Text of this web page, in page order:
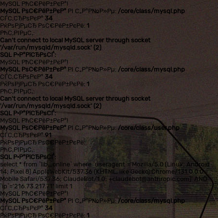
MySQL РћС€РёР±РєР°!
MySQL РѕС€РёР±РєР° РІ С„Р°Р№Р»Рµ: /core/class/mysql.php
СЃС‚СЂРѕРєР° 34
РќРѕРјРµСЂ РѕС€РёР±РєРё: 1
РћС‚РІРµС‚:
Can't connect to local MySQL server through socket
'/var/run/mysqld/mysqld.sock' (2)
SQL Р·Р°РїСЂРѕСЃ:
MySQL РћС€РёР±РєР°!
MySQL РѕС€РёР±РєР° РІ С„Р°Р№Р»Рµ: /core/class/mysql.php
СЃС‚СЂРѕРєР° 34
РќРѕРјРµСЂ РѕС€РёР±РєРё: 1
РћС‚РІРµС‚:
Can't connect to local MySQL server through socket
'/var/run/mysqld/mysqld.sock' (2)
SQL Р·Р°РїСЂРѕСЃ:
MySQL РћС€РёР±РєР°!
MySQL РѕС€РёР±РєР° РІ С„Р°Р№Р»Рµ: /core/class/user.php
СЃС‚СЂРѕРєР° 91
РќРѕРјРµСЂ РѕС€РёР±РєРё:
РћС‚РІРµС‚:
SQL Р·Р°РїСЂРѕСЃ:
select * from `lib_online` where `useragent`='Mozilla/5.0 (Linux; Android
14; Pixel 8) AppleWebKit/537.36 (KHTML, like Gecko) Chrome/131.0.0.0
Mobile Safari/537.36; ClaudeBot/1.0; +claudebot@anthropic.com)' AND
`ip`='216.73.217.71' limit 1
MySQL РћС€РёР±РєР°!
MySQL РѕС€РёР±РєР° РІ С„Р°Р№Р»Рµ:/core/class/mysql.php
СЃС‚СЂРѕРєР°34
РќРѕРјРµСЂ РѕС€РёР±РєРё: 1